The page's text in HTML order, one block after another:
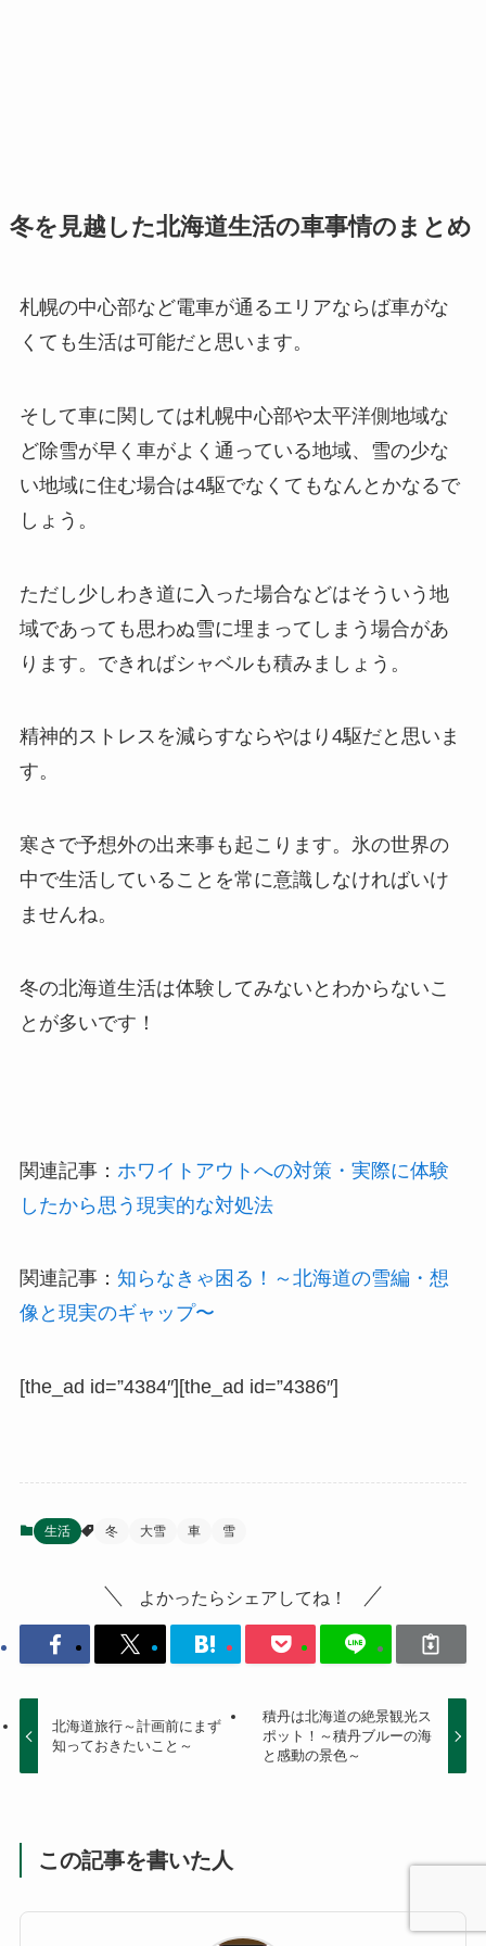
冬を見越した北海道生活の車事情のまとめ
札幌の中心部など電車が通るエリアならば車がな
くても生活は可能だと思います。
そして車に関しては札幌中心部や太平洋側地域な
ど除雪が早く車がよく通っている地域、雪の少な
い地域に住む場合は4駆でなくてもなんとかなるで
しょう。
ただし少しわき道に入った場合などはそういう地
域であっても思わぬ雪に埋まってしまう場合があ
ります。できればシャベルも積みましょう。
精神的ストレスを減らすならやはり4駆だと思いま
す。
寒さで予想外の出来事も起こります。氷の世界の
中で生活していることを常に意識しなければいけ
ませんね。
冬の北海道生活は体験してみないとわからないこ
とが多いです！
関連記事： ホワイトアウトへの対策・実際に体験
したから思う現実的な対処法
関連記事： 知らなきゃ困る！～北海道の雪編・想
像と現実のギャップ〜
[the_ad id=”4384″][the_ad id=”4386″]
生活 冬 大雪 車 雪
よかったらシェアしてね！
北海道旅行～計画前にまず
知っておきたいこと～
積丹は北海道の絶景観光ス
ポット！～積丹ブルーの海
と感動の景色～
この記事を書いた人